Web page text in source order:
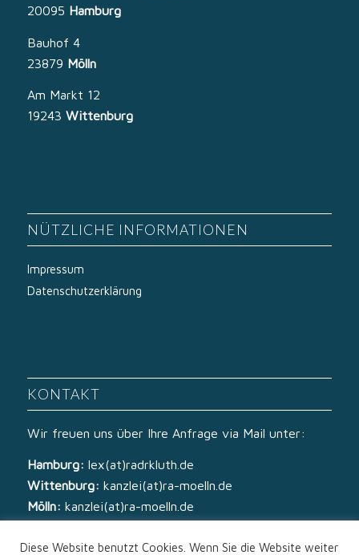
20095 Hamburg
Bauhof 4
23879 Mölln
Am Markt 12
19243 Wittenburg
NÜTZLICHE INFORMATIONEN
Impressum
Datenschutzerklärung
KONTAKT
Wir freuen uns über Ihre Anfrage via Mail unter:
Hamburg: lex(at)radrkluth.de
Wittenburg: kanzlei(at)ra-moelln.de
Mölln: kanzlei(at)ra-moelln.de
Diese Website benutzt Cookies. Wenn Sie die Website weiter